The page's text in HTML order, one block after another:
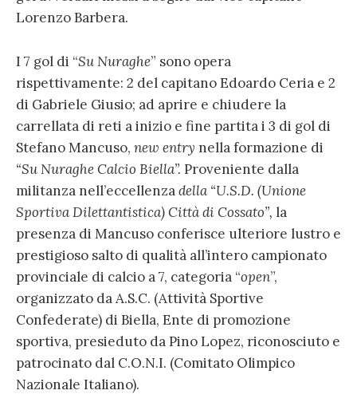
Lorenzo Barbera.
I 7 gol di “Su Nuraghe” sono opera
rispettivamente: 2 del capitano Edoardo Ceria e 2
di Gabriele Giusio; ad aprire e chiudere la
carrellata di reti a inizio e fine partita i 3 di gol di
Stefano Mancuso, new entry nella formazione di
“Su Nuraghe Calcio Biella”. Proveniente dalla
militanza nell’eccellenzadella “U.S.D. (Unione
Sportiva Dilettantistica)Città di Cossato”, la
presenza di Mancuso conferisce ulteriore lustro e
prestigioso salto di qualità all’intero campionato
provinciale di calcio a 7, categoria “open”,
organizzato da A.S.C. (Attività Sportive
Confederate) di Biella, Ente di promozione
sportiva, presieduto da Pino Lopez, riconosciuto e
patrocinato dal C.O.N.I. (Comitato Olimpico
Nazionale Italiano).